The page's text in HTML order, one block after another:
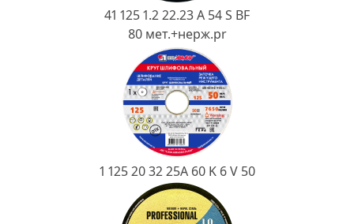
41 125 1.2 22.23 A 54 S BF
80 мет.+нерж.pr
1 125 20 32 25А 60 K 6 V 50